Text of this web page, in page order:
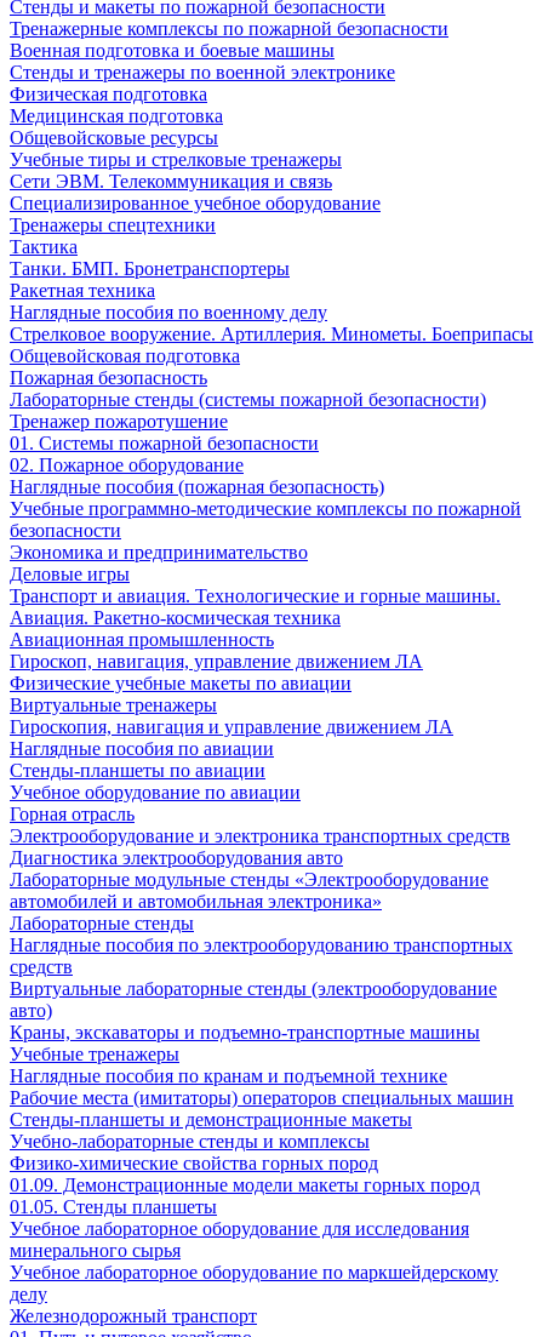
Стенды и макеты по пожарной безопасности
Тренажерные комплексы по пожарной безопасности
Военная подготовка и боевые машины
Стенды и тренажеры по военной электронике
Физическая подготовка
Медицинская подготовка
Общевойсковые ресурсы
Учебные тиры и стрелковые тренажеры
Сети ЭВМ. Телекоммуникация и связь
Специализированное учебное оборудование
Тренажеры спецтехники
Тактика
Танки. БМП. Бронетранспортеры
Ракетная техника
Наглядные пособия по военному делу
Стрелковое вооружение. Артиллерия. Минометы. Боеприпасы
Общевойсковая подготовка
Пожарная безопасность
Лабораторные стенды (системы пожарной безопасности)
Тренажер пожаротушение
01. Системы пожарной безопасности
02. Пожарное оборудование
Наглядные пособия (пожарная безопасность)
Учебные программно-методические комплексы по пожарной
безопасности
Экономика и предпринимательство
Деловые игры
Транспорт и авиация. Технологические и горные машины.
Авиация. Ракетно-космическая техника
Авиационная промышленность
Гироскоп, навигация, управление движением ЛА
Физические учебные макеты по авиации
Виртуальные тренажеры
Гироскопия, навигация и управление движением ЛА
Наглядные пособия по авиации
Стенды-планшеты по авиации
Учебное оборудование по авиации
Горная отрасль
Электрооборудование и электроника транспортных средств
Диагностика электрооборудования авто
Лабораторные модульные стенды «Электрооборудование
автомобилей и автомобильная электроника»
Лабораторные стенды
Наглядные пособия по электрооборудованию транспортных
средств
Виртуальные лабораторные стенды (электрооборудование
авто)
Краны, экскаваторы и подъемно-транспортные машины
Учебные тренажеры
Наглядные пособия по кранам и подъемной технике
Рабочие места (имитаторы) операторов специальных машин
Стенды-планшеты и демонстрационные макеты
Учебно-лабораторные стенды и комплексы
Физико-химические свойства горных пород
01.09. Демонстрационные модели макеты горных пород
01.05. Стенды планшеты
Учебное лабораторное оборудование для исследования
минерального сырья
Учебное лабораторное оборудование по маркшейдерскому
делу
Железнодорожный транспорт